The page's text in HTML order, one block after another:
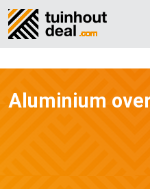
Aluminium